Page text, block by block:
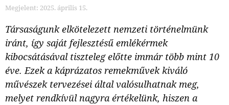
Megjelent: 2025. április 15.
Társaságunk elkötelezett nemzeti történelmünk
iránt, így saját fejlesztésű emlékérmek
kibocsátásával tiszteleg előtte immár több mint 10
éve. Ezek a káprázatos remekművek kiváló
művészek tervezései által valósulhatnak meg,
melyet rendkívül nagyra értékelünk, hiszen a